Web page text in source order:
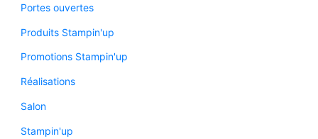
Portes ouvertes
Produits Stampin'up
Promotions Stampin'up
Réalisations
Salon
Stampin'up